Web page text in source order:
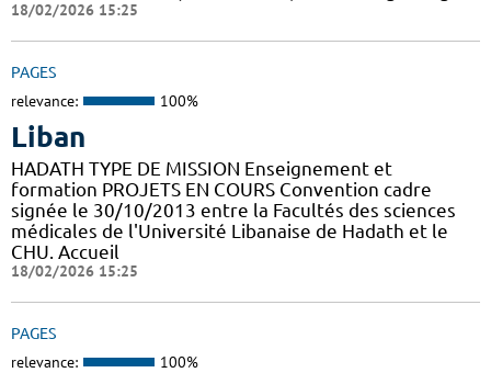
18/02/2026 15:25
PAGES
relevance: 100%
Liban
HADATH TYPE DE MISSION Enseignement et
formation PROJETS EN COURS Convention cadre
signée le 30/10/2013 entre la Facultés des sciences
médicales de l'Université Libanaise de Hadath et le
CHU. Accueil
18/02/2026 15:25
PAGES
relevance: 100%